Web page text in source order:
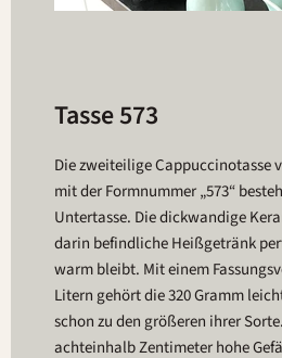
Tasse 573
Die zweiteilige Cappuccinotasse
mit der Formnummer „573“
Untertasse. Die dickwandige
darin befindliche Heißgetränk
warm bleibt. Mit einem
Litern gehört die 320 Gramm
schon zu den größeren ihrer
achteinhalb Zentimeter hohe